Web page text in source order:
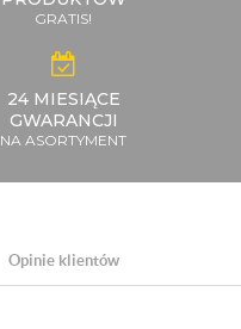
GRATIS!
24 MIESIĄCE
GWARANCJI
NA ASORTYMENT
Opinie klientów